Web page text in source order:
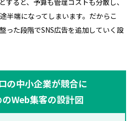
すると、予算も管理コストも分散し、
半端になってしまいます。だからこ
った段階でSNS広告を追加していく設
の中小企業が競合に
Web集客の設計図